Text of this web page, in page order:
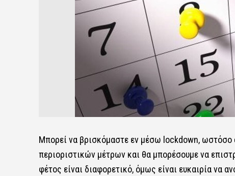
Μπορεί να βρισκόμαστε εν μέσω lockdown, ωστόσο
περιοριστικών μέτρων και θα μπορέσουμε να
φέτος είναι διαφορετικό, όμως είναι ευκαιρία να